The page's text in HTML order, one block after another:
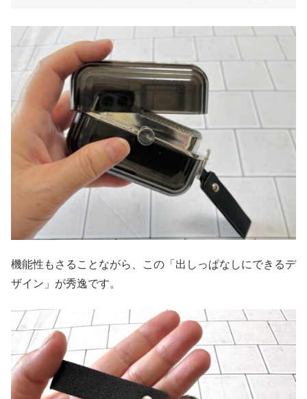
機能性もさることながら、この「出しっぱなしにできるデ
ザイン」が秀逸です。